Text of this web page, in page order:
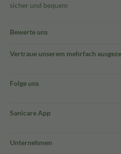
sicher und bequem
Bewerte uns
Vertraue unserem mehrfach
Folge uns
Sanicare App
Unternehmen